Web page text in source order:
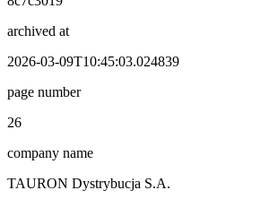
archived at
2026-03-09T10:45:03.024839
page number
26
company name
TAURON Dystrybucja S.A.